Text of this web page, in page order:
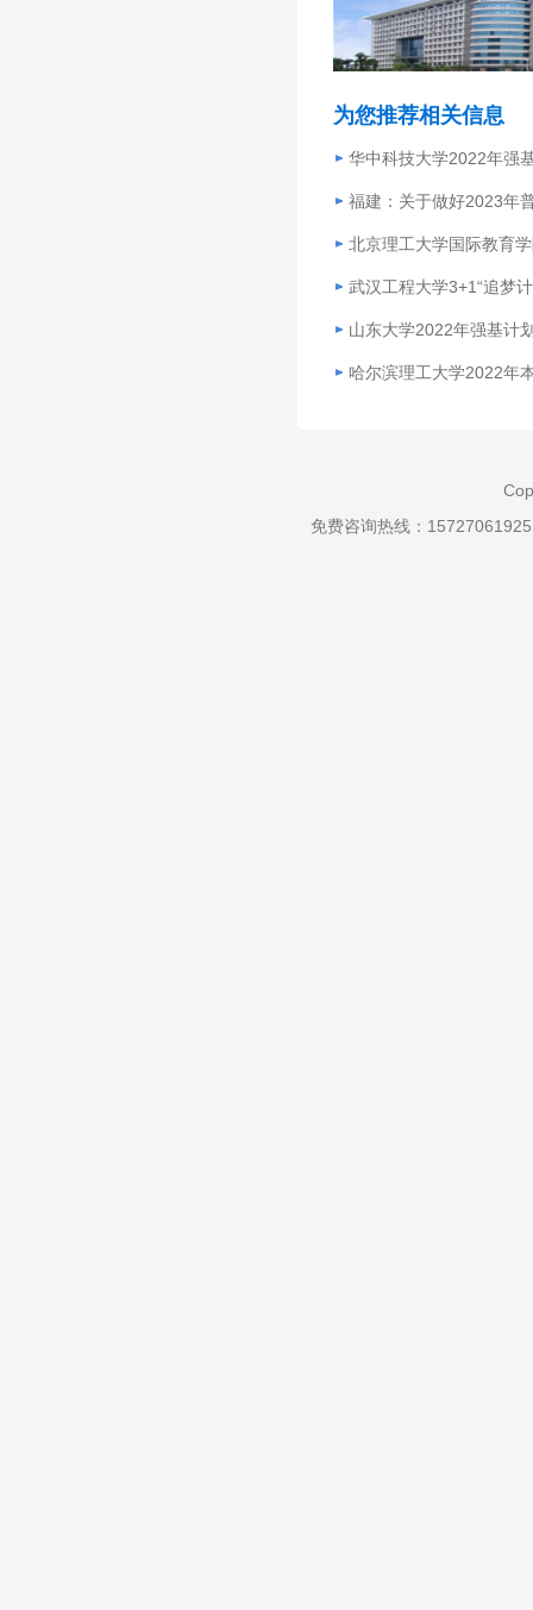
2、学习研究生课
（1）参加研究生
（3）自学。
3、通过国家组织
4、提交硕士学位
为您推荐相关信息
华中科技大学2022年强
福建：关于做好2023年
北京理工大学国际教育
武汉工程大学3+1“追梦
山东大学2022年强基计
哈尔滨理工大学2022年
免费咨询热线：